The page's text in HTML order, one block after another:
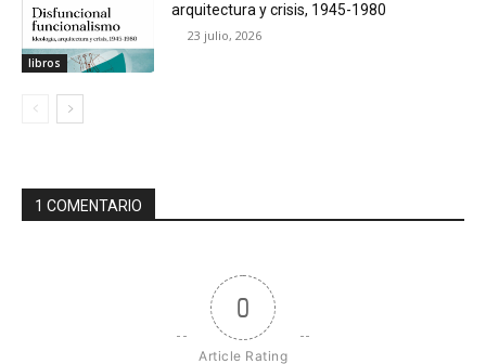
libros
arquitectura y crisis, 1945-1980
23 julio, 2026
1 COMENTARIO
0
Article Rating